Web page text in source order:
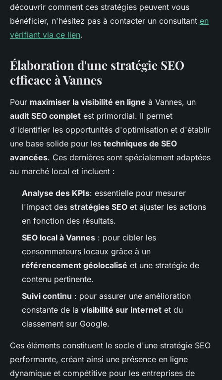
découvrir comment ces stratégies peuvent vous
bénéficier, n'hésitez pas à contacter un consultant en
vérifiant via ce lien.
Élaboration d'une stratégie SEO
efficace à Vannes
Pour maximiser la visibilité en ligne à Vannes, un
audit SEO complet est primordial. Il permet
d'identifier les opportunités d'optimisation et d'établir
une base solide pour les techniques de SEO
avancées. Ces dernières sont spécialement adaptées
au marché local et incluent :
Analyse des KPIs: essentielle pour mesurer
l'impact des stratégies SEO et ajuster les actions
en fonction des résultats.
SEO local à Vannes : pour cibler les
consommateurs locaux grâce à un
référencement géolocalisé et une stratégie de
contenu pertinente.
Suivi continu : pour assurer une amélioration
constante de la visibilité sur internet et du
classement sur Google.
Ces éléments constituent le socle d'une stratégie SEO
performante, créant ainsi une présence en ligne
dynamique et compétitive pour les entreprises de